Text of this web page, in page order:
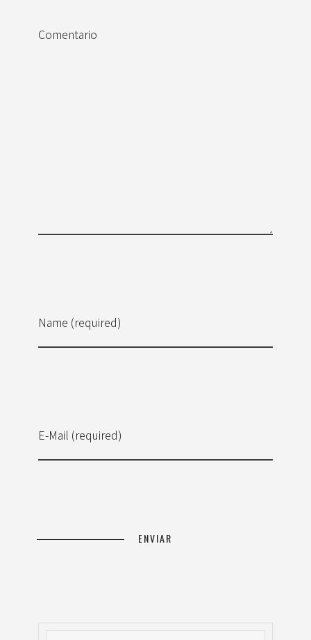
Name (required)
E-Mail (required)
Comentario